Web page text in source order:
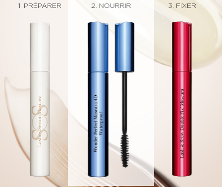
1. PRÉPARER
2. DÉFINIR 2. NOURRIR 2. ÉTOFFER
3. FIXER